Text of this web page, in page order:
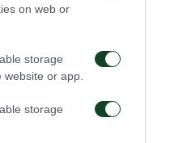
on web or
storage
or app.
storage
(62’
Ρόουζ, Γκάνεα,
Μαντσίνι (60’
Γκάμα (81’ Μάνος),